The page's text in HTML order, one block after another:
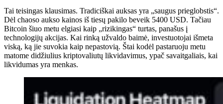
Tai teisingas klausimas. Tradiciškai auksas yra „saugus prieglobstis“.
Dėl chaoso aukso kainos iš tiesų pakilo beveik 5400 USD. Tačiau
Bitcoin šiuo metu elgiasi kaip „rizikingas“ turtas, panašus į
technologijų akcijas. Kai rinką užvaldo baimė, investuotojai išmeta
viską, ką jie suvokia kaip nepastovią. Štai kodėl pastaruoju metu
matome didžiulius kriptovaliutų likvidavimus, ypač savaitgaliais, kai
likvidumas yra menkas.